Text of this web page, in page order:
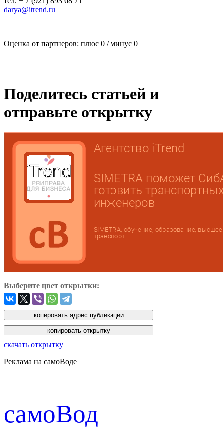
darya@itrend.ru
Оценка от партнеров: плюс 0 / минус 0
Поделитесь статьей и
отправьте открытку
Выберите цвет открытки:
скачать открытку
Реклама на самоВоде
cамоВод